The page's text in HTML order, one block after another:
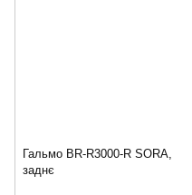
Гальмо BR-R3000-R SORA,
заднє